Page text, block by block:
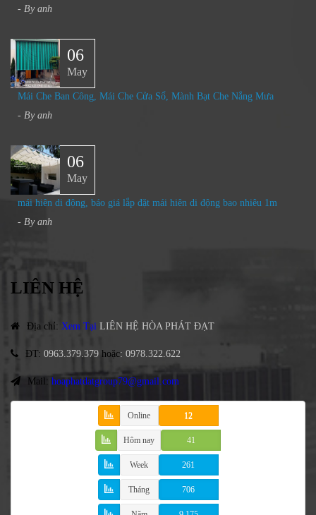
- By anh
06
May
Mái Che Ban Công, Mái Che Cửa Sổ, Mành Bạt Che Nắng Mưa​
- By anh
06
May
mái hiên di động, báo giá lắp đặt mái hiên di động bao nhiêu 1m
- By anh
LIÊN HỆ
Địa chỉ: Xem Tại LIÊN HỆ HÒA PHÁT ĐẠT
ĐT: 0963.379.379 hoặc: 0978.322.622
Mail: hoaphatdatgroup79@gmail.com
Online 12
Hôm nay 41
Week 261
Tháng 706